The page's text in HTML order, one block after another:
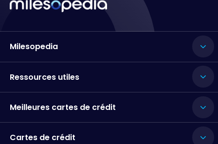
Milesopedia
Ressources utiles
Meilleures cartes de crédit
Cartes de crédit